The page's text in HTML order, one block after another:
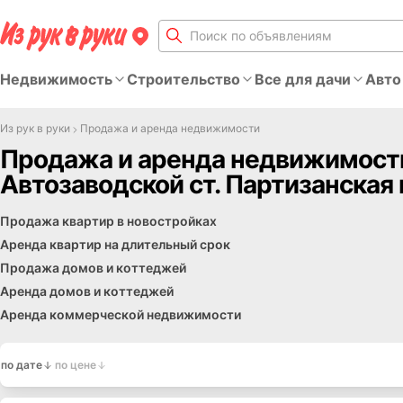
Недвижимость Строительство Все для дачи
Из рук в руки Продажа и аренда недвижимости
Продажа и аренда
Автозаводской ст. Партизанская
Продажа квартир в новостройках
Аренда квартир на длительный срок
Продажа домов и коттеджей
Аренда домов и коттеджей
Аренда коммерческой недвижимости
Обмен квартир
Аренда и продажа зарубежной недвижимости
Обмен домов, участков, дач
Гаражи, автостоянки и машиноместа
Оформление регистрации
Аукционы и другое
Спрос
по дате по цене